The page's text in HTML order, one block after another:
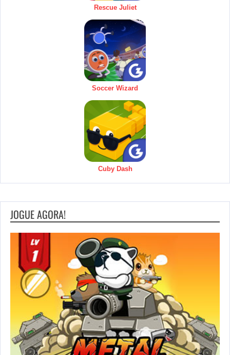
Rescue Juliet
Soccer Wizard
Cuby Dash
JOGUE AGORA!